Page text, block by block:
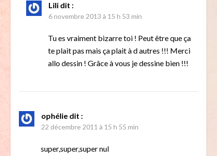
Lili dit :
6 novembre 2013 à 15 h 53 min
Tu es vraiment bizarre toi ! Peut être que ça
te plait pas mais ça plait à d autres !!! Merci
allo dessin ! Grâce à vous je dessine bien !!!
ophélie dit :
22 décembre 2011 à 15 h 55 min
super,super,super nul